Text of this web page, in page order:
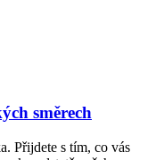
směrech
Přijdete s tím, co vás